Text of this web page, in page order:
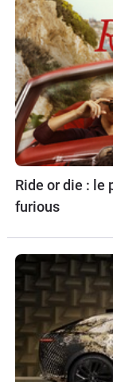
Ride or die : le
furious